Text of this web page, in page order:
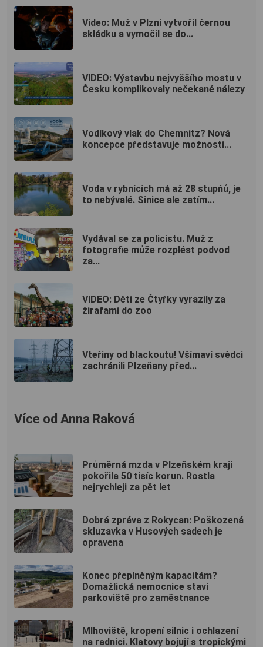
Video: Muž v Plzni vytvořil černou
skládku a vymočil se do...
VIDEO: Výstavbu nejvyššího mostu v
Česku komplikovaly nečekané nálezy
Vodíkový vlak do Chemnitz? Nová
koncepce představuje možnosti...
Voda v rybnících má až 28 stupňů, je
to nebývalé. Sinice ale zatím...
Vydával se za policistu. Muž z
fotografie může rozplést podvod
za...
VIDEO: Děti ze Čtyřky vyrazily za
žirafami do zoo
Vteřiny od blackoutu! Všímaví svědci
zachránili Plzeňany před...
Více od Anna Raková
Průměrná mzda v Plzeňském kraji
pokořila 50 tisíc korun. Rostla
nejrychleji za pět let
Dobrá zpráva z Rokycan: Poškozená
skluzavka v Husových sadech je
opravena
Konec přeplněným kapacitám?
Domažlická nemocnice staví
parkoviště pro zaměstnance
Mlhoviště, kropení silnic i ochlazení
na radnici. Klatovy bojují s tropickými